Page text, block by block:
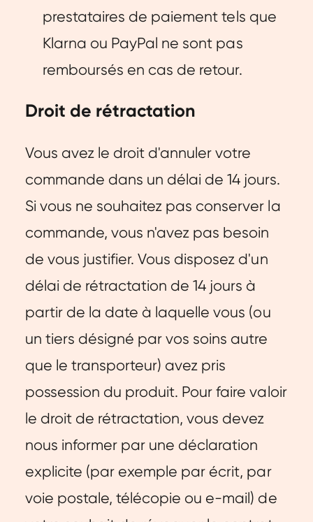
prestataires de paiement tels que
Klarna ou PayPal ne sont pas
remboursés en cas de retour.
Droit de rétractation
Vous avez le droit d'annuler votre
commande dans un délai de 14 jours.
Si vous ne souhaitez pas conserver la
commande, vous n'avez pas besoin
de vous justifier. Vous disposez d'un
délai de rétractation de 14 jours à
partir de la date à laquelle vous (ou
un tiers désigné par vos soins autre
que le transporteur) avez pris
possession du produit. Pour faire valoir
le droit de rétractation, vous devez
nous informer par une déclaration
explicite (par exemple par écrit, par
voie postale, télécopie ou e-mail) de